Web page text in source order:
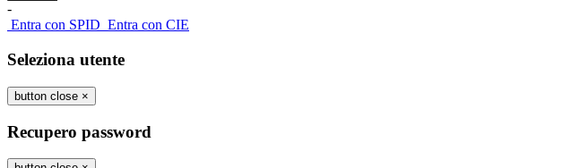
-
Entra con SPID Entra con CIE
Seleziona utente
button close ×
Recupero password